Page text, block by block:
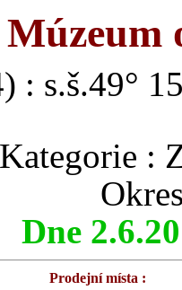
: s.š.49°
Kategorie :
Dne
Prodejní místa :